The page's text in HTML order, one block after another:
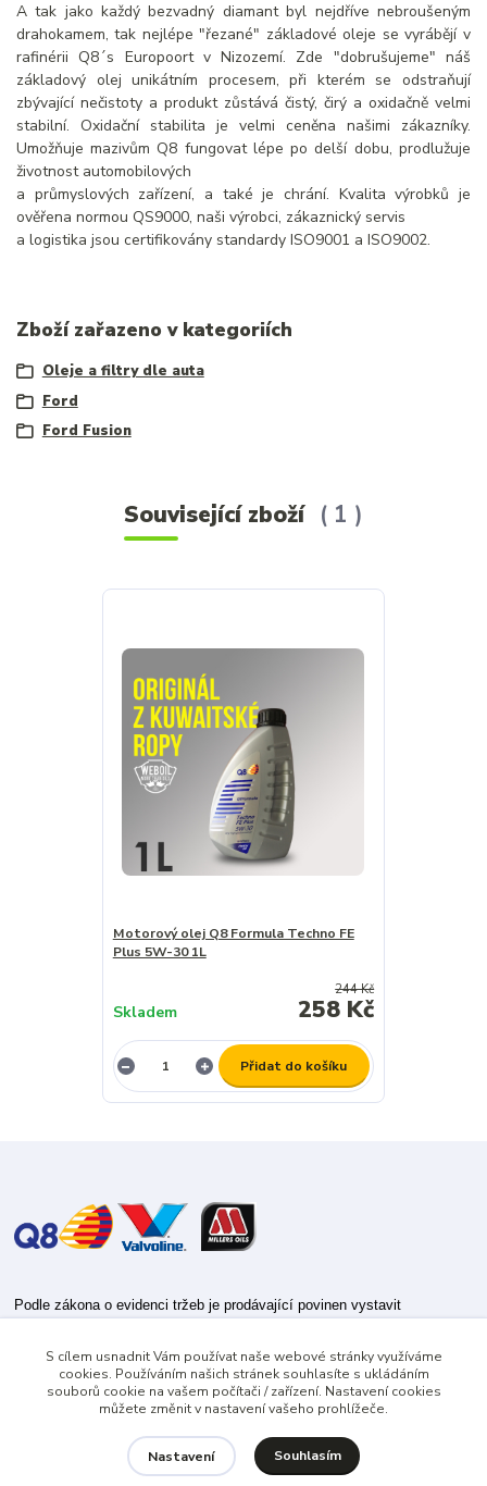
A tak jako každý bezvadný diamant byl nejdříve nebroušeným
drahokamem, tak nejlépe "řezané" základové oleje se vyrábějí v
rafinérii Q8´s Europoort v Nizozemí. Zde "dobrušujeme" náš
základový olej unikátním procesem, při kterém se odstraňují
zbývající nečistoty a produkt zůstává čistý, čirý a oxidačně velmi
stabilní. Oxidační stabilita je velmi ceněna našimi zákazníky.
Umožňuje mazivům Q8 fungovat lépe po delší dobu, prodlužuje
životnost automobilových
a průmyslových zařízení, a také je chrání. Kvalita výrobků je
ověřena normou QS9000, naši výrobci, zákaznický servis
a logistika jsou certifikovány standardy ISO9001 a ISO9002.
Zboží zařazeno v kategoriích
Oleje a filtry dle auta
Ford
Ford Fusion
Související zboží 1
Motorový olej Q8 Formula Techno FE
Plus 5W-30 1L
244 Kč
258 Kč
Skladem
Přidat do košíku
Podle zákona o evidenci tržeb je prodávající povinen vystavit
Zároveň je povinen zaevidovat přijatou tržbu u správce daně online; v
případě technického výpadku pak nejpozději do 48 hodin.
S cílem usnadnit Vám používat naše webové stránky využíváme
cookies. Používáním našich stránek souhlasíte s ukládáním
souborů cookie na vašem počítači / zařízení. Nastavení cookies
můžete změnit v nastavení vašeho prohlížeče.
Nastavení Souhlasím